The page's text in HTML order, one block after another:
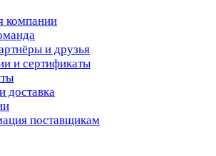
компании
и друзья
и сертификаты
доставка
поставщикам